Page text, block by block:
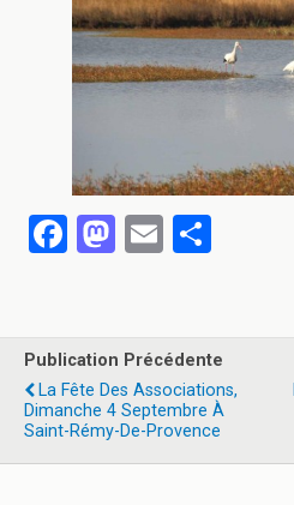
F
b
o
o
k
M
o
d
o
n
E
g
er
Publication Précédente
La Fête Des Associations,
Dimanche 4 Septembre À
Saint-Rémy-De-Provence